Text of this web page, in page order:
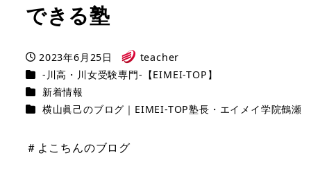
できる塾
投稿日
2023年6月25日
著
者
teacher
カテゴリー
-川高・川女受験専門-【EIMEI-TOP】
カテゴリー
新着情報
カテゴリー
横山眞己のブログ｜EIMEI-TOP塾長・エイメイ学院鶴瀬
＃よこちんのブログ